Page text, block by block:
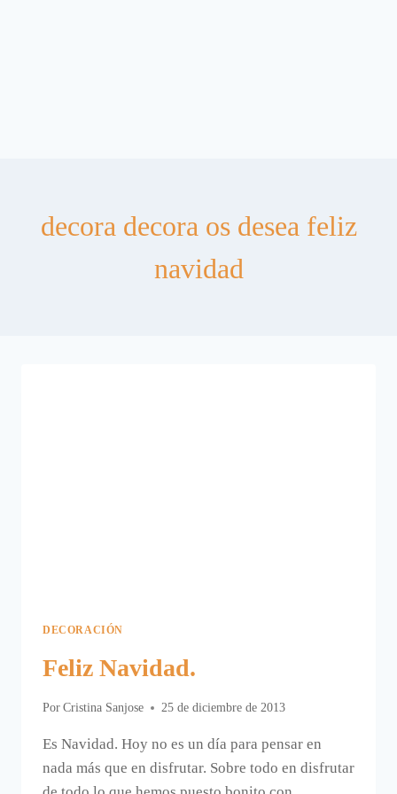
decora decora os desea feliz
navidad
DECORACIÓN
Feliz Navidad.
Por Cristina Sanjose 25 de diciembre de 2013
Es Navidad. Hoy no es un día para pensar en
nada más que en disfrutar. Sobre todo en disfrutar